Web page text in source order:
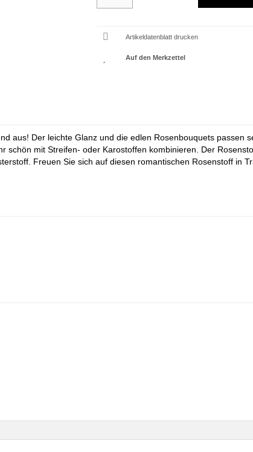
Artikeldatenblatt drucken
aus! Der leichte Glanz und die edlen Rosenbouquets passen
schön mit Streifen- oder Karostoffen kombinieren. Der
Freuen Sie sich auf diesen romantischen Rosenstoff in